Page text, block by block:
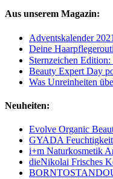
Aus unserem Magazin:
Adventskalender
Deine
Sternzeichen
Beauty Expert Day
Was Unreinheiten
Neuheiten:
Evolve Organic
GYADA
i+m Naturkosmetik
dieNikolai Frisches